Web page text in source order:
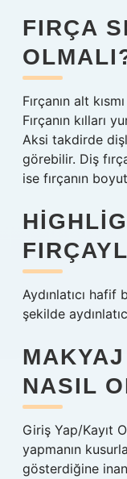
FIRÇA
Fırçanın alt
Fırçanın kılları
Aksi takdirde
görebilir. Diş
ise fırçanın
Aydınlatıcı
şekilde
NASIL
Giriş Yap/Kayıt
yapmanın
gösterdiğine